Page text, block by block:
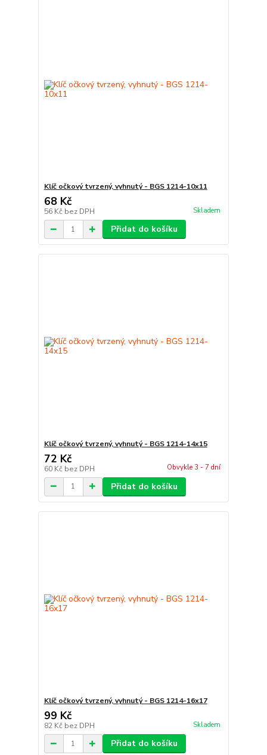
Klíč očkový tvrzený, vyhnutý - BGS 1214-10x11
68 Kč
56 Kč bez DPH Skladem
Přidat do košíku
Klíč očkový tvrzený, vyhnutý - BGS 1214-14x15
72 Kč
60 Kč bez DPH Obvykle 3 - 7 dní
Přidat do košíku
Klíč očkový tvrzený, vyhnutý - BGS 1214-16x17
99 Kč
82 Kč bez DPH Skladem
Přidat do košíku